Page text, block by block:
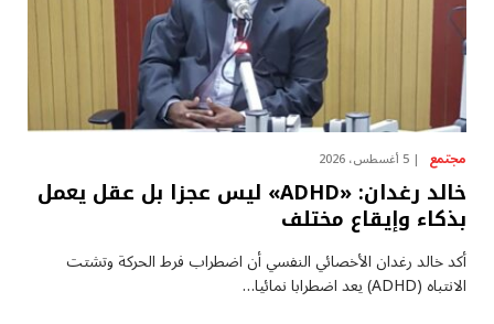
مجتمع 5 أغسطس، 2026
خالد رغدان: «ADHD» ليس عجزا بل عقل يعمل
بذكاء وإيقاع مختلف
أكد خالد رغدان الأخصائي النفسي أن اضطراب فرط الحركة وتشتت
الانتباه (ADHD) يعد اضطرابا نمائيا…